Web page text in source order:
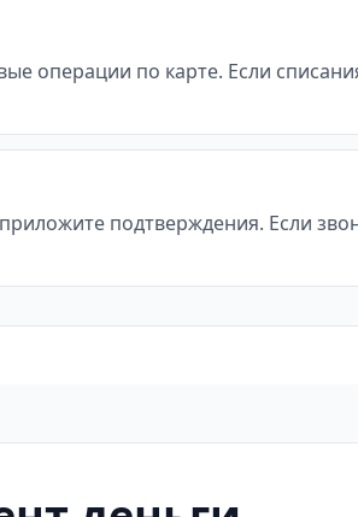
операции по карте. Если
подтверждения. Если